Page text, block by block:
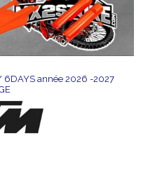
6DAYS année 2026 -2027